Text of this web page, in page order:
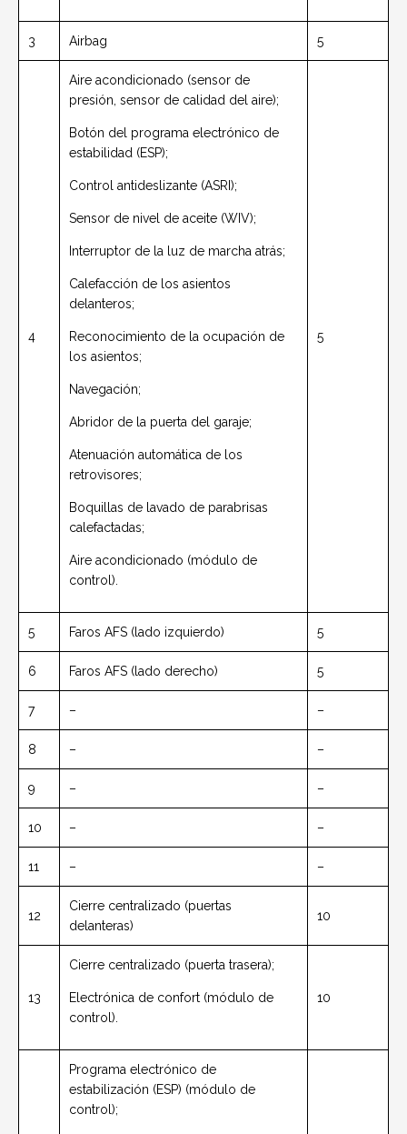
3 Airbag 5
4
Aire acondicionado (sensor de
presión, sensor de calidad del aire);
Botón del programa electrónico de
estabilidad (ESP);
Control antideslizante (ASRI);
Sensor de nivel de aceite (WIV);
Interruptor de la luz de marcha atrás;
Calefacción de los asientos
delanteros;
Reconocimiento de la ocupación de
los asientos;
Navegación;
Abridor de la puerta del garaje;
Atenuación automática de los
retrovisores;
Boquillas de lavado de parabrisas
calefactadas;
Aire acondicionado (módulo de
control).
5
5 Faros AFS (lado izquierdo) 5
6 Faros AFS (lado derecho) 5
7 – –
8 – –
9 – –
10 – –
11 – –
12
Cierre centralizado (puertas
delanteras)
10
13
Cierre centralizado (puerta trasera);
Electrónica de confort (módulo de
control).
10
Programa electrónico de
estabilización (ESP) (módulo de
control);